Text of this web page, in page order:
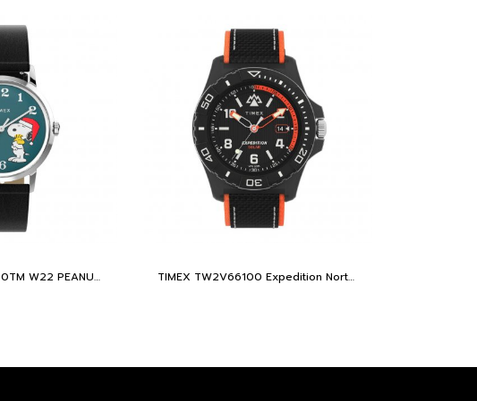
TIMEX TW2V63200TM W22 PEANUTS MARLIN SNOOPY TIMEX TW2V66100 Expedition North® Freedive Ocea นาฬิกาข้อมือผู้ชาย สายผลิตจากวัสดุใต้ทะเลลึก สีดำ/ส้ม หน้าปัด 46 มม.